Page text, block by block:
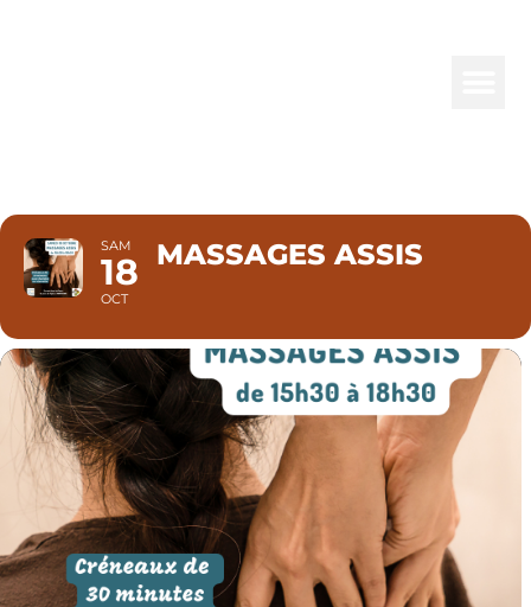
SAM
18
OCT
MASSAGES ASSIS